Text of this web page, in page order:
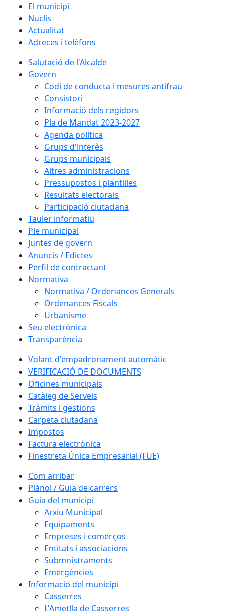
El municipi
Nuclis
Actualitat
Adreces i telèfons
Salutació de l'Alcalde
Govern
Codi de conducta i mesures antifrau
Consistori
Informació dels regidors
Pla de Mandat 2023-2027
Agenda política
Grups d'interès
Grups municipals
Altres administracions
Pressupostos i plantilles
Resultats electorals
Participació ciutadana
Tauler informatiu
Ple municipal
Juntes de govern
Anuncis / Edictes
Perfil de contractant
Normativa
Normativa / Ordenances Generals
Ordenances Fiscals
Urbanisme
Seu electrònica
Transparència
Volant d'empadronament automàtic
VERIFICACIÓ DE DOCUMENTS
Oficines municipals
Catàleg de Serveis
Tràmits i gestions
Carpeta ciutadana
Impostos
Factura electrònica
Finestreta Única Empresarial (FUE)
Com arribar
Plànol / Guia de carrers
Guia del municipi
Arxiu Municipal
Equipaments
Empreses i comerços
Entitats i associacions
Submnistraments
Emergències
Informació del municipi
Casserres
L'Ametlla de Casserres